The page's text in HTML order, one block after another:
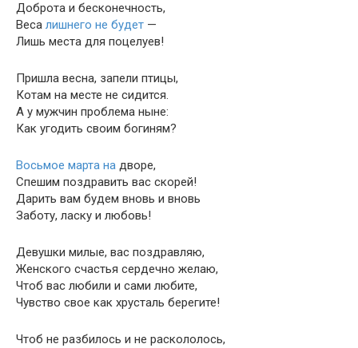
Доброта и бесконечность,
Веса лишнего не будет —
Лишь места для поцелуев!
Пришла весна, запели птицы,
Котам на месте не сидится.
А у мужчин проблема ныне:
Как угодить своим богиням?
Восьмое марта на дворе,
Спешим поздравить вас скорей!
Дарить вам будем вновь и вновь
Заботу, ласку и любовь!
Девушки милые, вас поздравляю,
Женского счастья сердечно желаю,
Чтоб вас любили и сами любите,
Чувство свое как хрусталь берегите!
Чтоб не разбилось и не раскололось,